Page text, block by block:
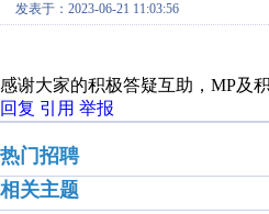
发表于：2023-06-21 11:03:56
感谢大家的积极答疑互助，MP及
回复 引用 举报
热门招聘
相关主题